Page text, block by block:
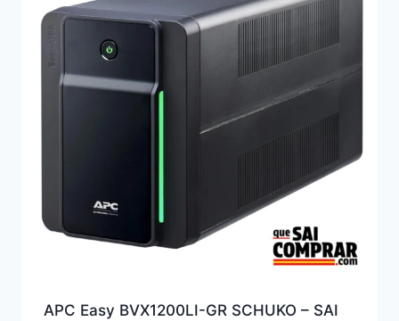
APC Easy BVX1200LI-GR SCHUKO – SAI